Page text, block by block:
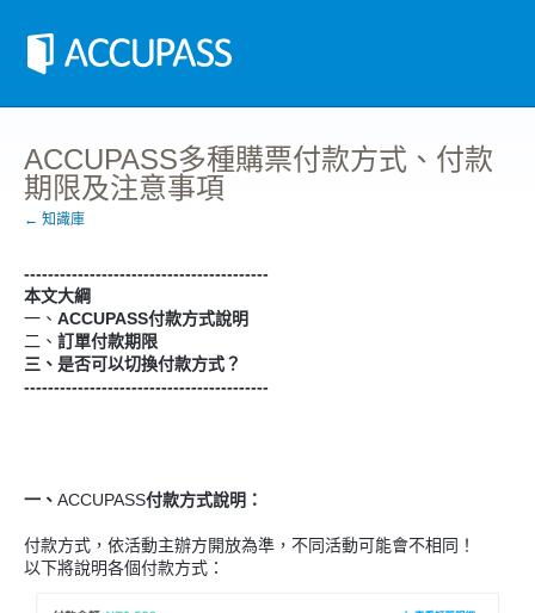
ACCUPASS多種購票付款方式、付款
期限及注意事項
← 知識庫
-----------------------------------------
本文大綱
一、 ACCUPASS付款方式說明
二、 訂單付款期限
三、 是否可以切換付款方式？
-----------------------------------------
一、 ACCUPASS付款方式說明：
付款方式，依活動主辦方開放為準，不同活動可能會不相同！
以下將說明各個付款方式：